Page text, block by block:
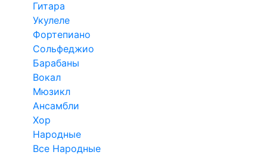
Гитара
Укулеле
Фортепиано
Сольфеджио
Барабаны
Вокал
Мюзикл
Ансамбли
Хор
Народные
Все Народные